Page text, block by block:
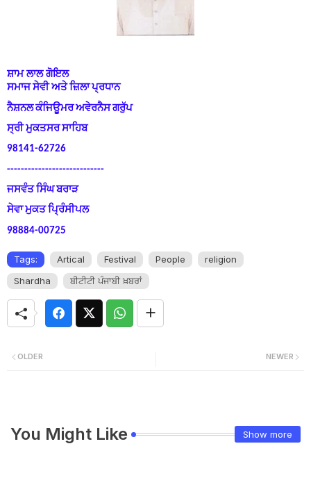
ਸ਼ਾਮ ਲਾਲ ਗੋਇਲ
ਸਮਾਜ ਸੇਵੀ ਅਤੇ ਜ਼ਿਲਾ ਪ੍ਰਧਾਨ
ਨੈਸ਼ਨਲ ਕੰਜਿਊਮਰ ਅਵੇਰਨੈਸ ਗਰੁੱਪ
ਸ੍ਰੀ ਮੁਕਤਸਰ ਸਾਹਿਬ
98141-62726
----------------------------
ਜਸਵੰਤ ਸਿੰਘ ਬਰਾੜ
ਸੇਵਾ ਮੁਕਤ ਪ੍ਰਿੰਸੀਪਲ
98884-00725
Tags: Artical Festival People
religion
Shardha
ਬੀਟੀਟੀ ਪੰਜਾਬੀ ਖ਼ਬਰਾਂ
NEWER
OLDER
You Might Like Show more